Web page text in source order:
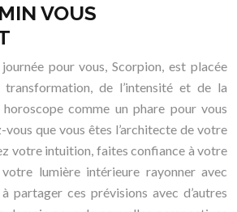
VOUS
pour vous, Scorpion, est placée
de l’intensité et de la
comme un phare pour vous
vous que vous êtes l’architecte de votre
votre intuition, faites confiance à votre
lumière intérieure rayonner avec
partager ces prévisions avec d’autres